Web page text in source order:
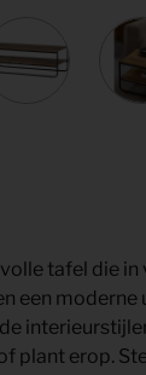
tafel die
een
plant erop.